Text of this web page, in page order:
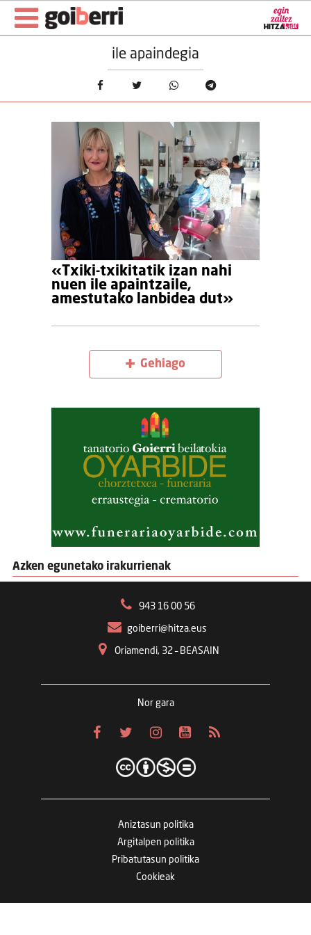
ile apaindegia
«Txiki-txikitatik izan nahi
nuen ile apaintzaile,
amestutako lanbidea dut»
Gehiago
Azken egunetako irakurrienak
943 16 00 56
goiberri@hitza.eus
Oriamendi, 32 – BEASAIN
Nor gara
Aniztasun politika
Argitalpen politika
Pribatutasun politika
Cookieak